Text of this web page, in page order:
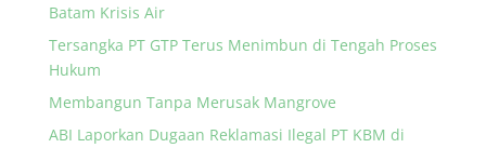
Batam Krisis Air
Tersangka PT GTP Terus Menimbun di Tengah Proses
Hukum
Membangun Tanpa Merusak Mangrove
ABI Laporkan Dugaan Reklamasi Ilegal PT KBM di